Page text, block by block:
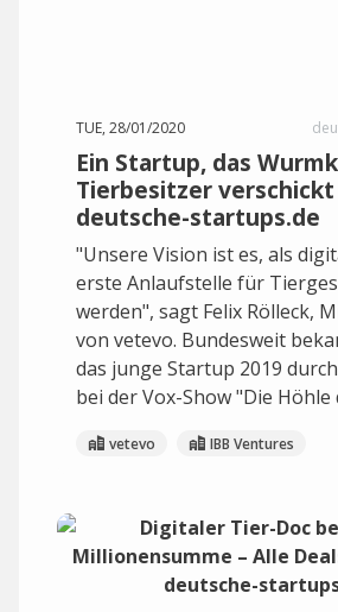
TUE, 28/01/2020
Ein Startup, das
Tierbesitzer verschickt
deutsche-startups.de
"Unsere Vision ist es, als
erste Anlaufstelle für
werden", sagt Felix Rölleck,
von vetevo. Bundesweit
das junge Startup 2019
bei der Vox-Show "Die Höhle
vetevo IBB Ventures